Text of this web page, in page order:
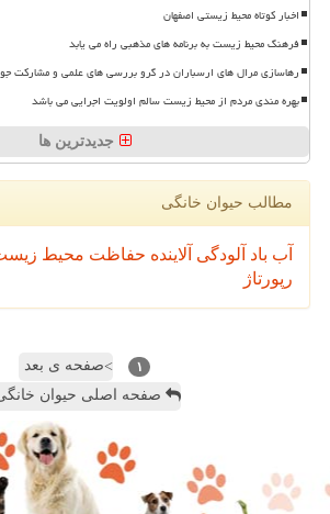
اخبار کوتاه محیط زیستی اصفهان
فرهنگ محیط زیست به برنامه های مذهبی راه می یابد
رهاسازی مرال های ارسباران در گرو بررسی های علمی و مشارکت
بهره مندی مردم از محیط زیست سالم اولویت اجرایی می باشد
جدیدترین ها
مطالب حیوان خانگی
آب باد آلودگی آلاینده حفاظت محیط
رپورتاژ
۱ >صفحه ی بعد
صفحه اصلی حیوان